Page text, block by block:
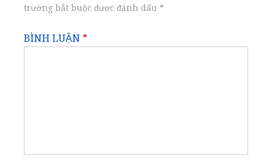
trường bắt buộc được đánh dấu *
BÌNH LUẬN *